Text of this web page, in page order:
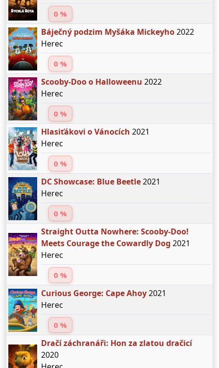
0 %
Báječný podzim Myšáka Mickeyho2022
Herec
0 %
Scooby-Doo o Halloweenu 2022
Herec
0 %
Hlasiťákovi o Vánocích 2021
Herec
0 %
DC Showcase: Blue Beetle2021
Herec
0 %
Straight Outta Nowhere: Scooby-Doo!
Meets Courage the Cowardly Dog 2021
Herec
0 %
Curious George: Cape Ahoy2021
Herec
0 %
Dračí záchranáři: Hon za zlatou dračicí
2020